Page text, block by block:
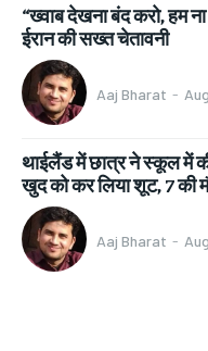
“ख्वाब देखना बंद करो, हम
ईरान की सख्त चेतावनी
Aaj Bharat -
थाईलैंड में छात्र ने स्कूल में
खुद को कर लिया शूट, 7 की
Aaj Bharat -